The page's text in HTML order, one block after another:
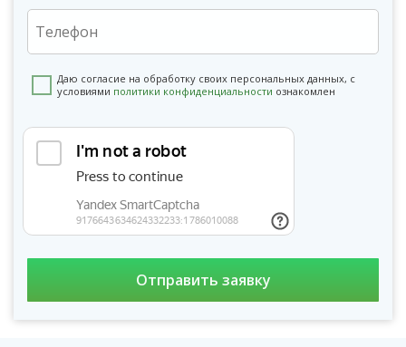
Даю согласие на обработку своих персональных данных, с
условиями политики конфиденциальности ознакомлен